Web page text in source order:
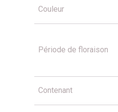
Couleur
Période de floraison
Contenant